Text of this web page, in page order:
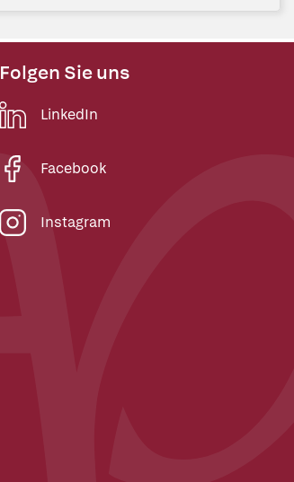
Folgen Sie uns
LinkedIn
Facebook
Instagram